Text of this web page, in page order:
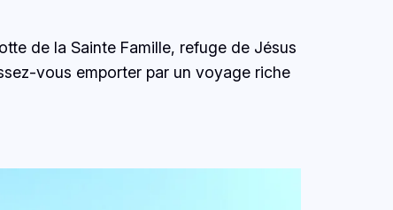
de la Sainte Famille, refuge de Jésus
vous emporter par un voyage riche